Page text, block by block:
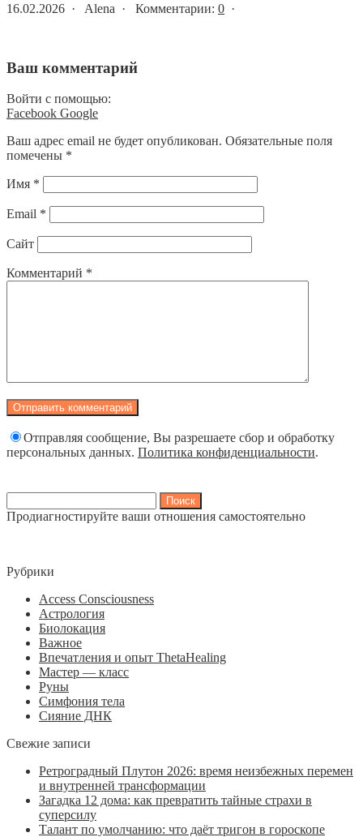
16.02.2026 · Alena · Комментарии: 0 ·
Ваш комментарий
Войти с помощью:
Facebook Google
Ваш адрес email не будет опубликован. Обязательные поля
помечены *
Имя *
Email *
Сайт
Комментарий *
Отправляя сообщение, Вы разрешаете сбор и обработку
персональных данных. Политика конфиденциальности.
Продиагностируйте ваши отношения самостоятельно
Рубрики
Access Consciousness
Астрология
Биолокация
Важное
Впечатления и опыт ThetaHealing
Мастер — класс
Руны
Симфония тела
Сияние ДНК
Свежие записи
Ретроградный Плутон 2026: время неизбежных перемен
и внутренней трансформации
Загадка 12 дома: как превратить тайные страхи в
суперсилу
Талант по умолчанию: что даёт тригон в гороскопе